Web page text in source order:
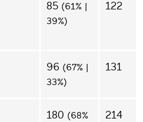
85 (61% |
39%)
122
96 (67% |
33%)
131
180 (68%
214